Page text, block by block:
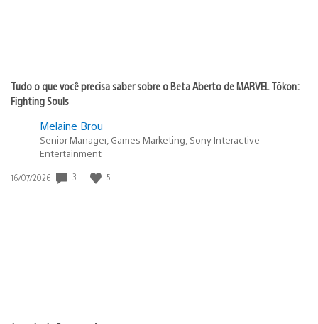
Tudo o que você precisa saber sobre o Beta Aberto de MARVEL Tōkon:
Fighting Souls
Melaine Brou
Senior Manager, Games Marketing, Sony Interactive
Entertainment
Data
16/07/2026 3 5